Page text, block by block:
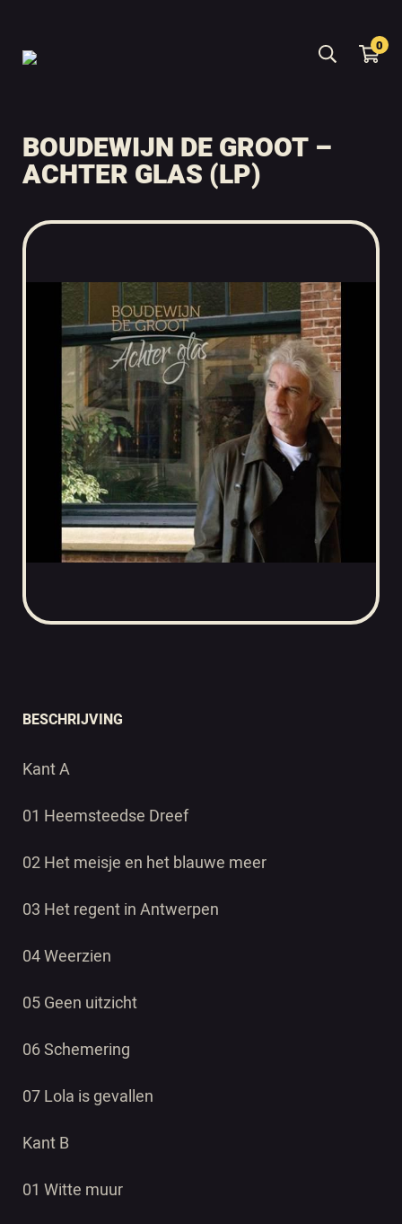
0
BOUDEWIJN DE GROOT –
ACHTER GLAS (LP)
BESCHRIJVING
Kant A
01 Heemsteedse Dreef
02 Het meisje en het blauwe meer
03 Het regent in Antwerpen
04 Weerzien
05 Geen uitzicht
06 Schemering
07 Lola is gevallen
Kant B
01 Witte muur